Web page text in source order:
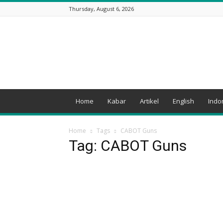
Thursday, August 6, 2026
Home Kabar Artikel English
Home Tags CABOT Guns
Tag: CABOT Guns